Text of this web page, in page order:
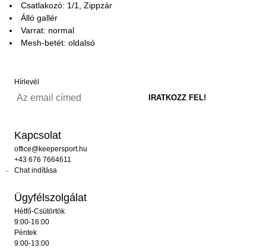
Csatlakozó: 1/1, Zippzár
Álló gallér
Varrat: normal
Mesh-betét: oldalsó
Hírlevél
Kapcsolat
office@keepersport.hu
+43 676 7664611
Chat indítása
Ügyfélszolgálat
Hétfő-Csütörtök
9:00-16:00
Péntek
9:00-13:00